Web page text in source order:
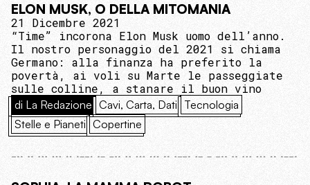
ELON MUSK, O DELLA MITOMANIA
21 Dicembre 2021
“Time” incorona Elon Musk uomo dell’anno.
Il nostro personaggio del 2021 si chiama
Germano: alla finanza ha preferito la
povertà, ai voli su Marte le passeggiate
sulle colline, a stanare il buon vino
di La Redazione Cavi, Carta, Dati Tecnologia
Stelle e Pianeti Copertine